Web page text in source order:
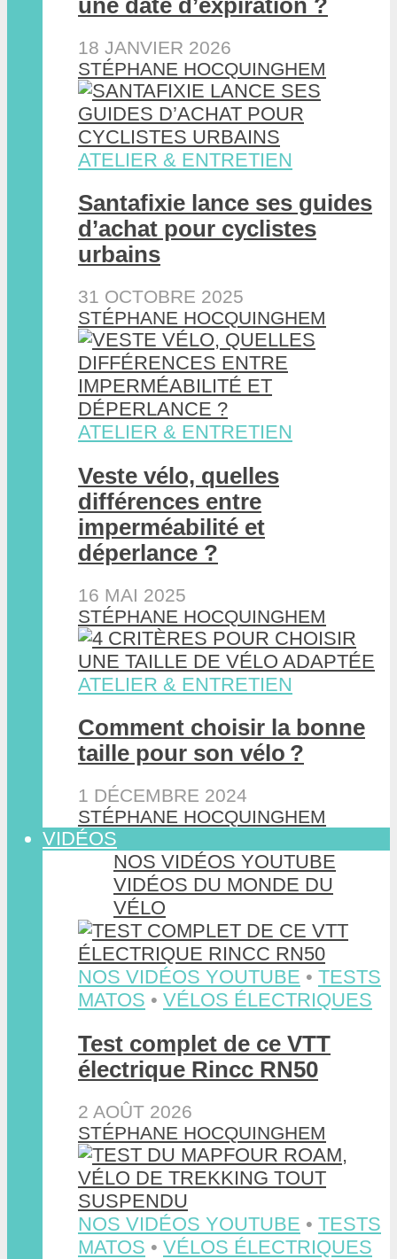
une date d’expiration ?
18 JANVIER 2026
STÉPHANE HOCQUINGHEM
ATELIER & ENTRETIEN
Santafixie lance ses guides
d’achat pour cyclistes
urbains
31 OCTOBRE 2025
STÉPHANE HOCQUINGHEM
ATELIER & ENTRETIEN
Veste vélo, quelles
différences entre
imperméabilité et
déperlance ?
16 MAI 2025
STÉPHANE HOCQUINGHEM
ATELIER & ENTRETIEN
Comment choisir la bonne
taille pour son vélo ?
1 DÉCEMBRE 2024
STÉPHANE HOCQUINGHEM
VIDÉOS
NOS VIDÉOS YOUTUBE
VIDÉOS DU MONDE DU
VÉLO
NOS VIDÉOS YOUTUBE • TESTS
MATOS • VÉLOS ÉLECTRIQUES
Test complet de ce VTT
électrique Rincc RN50
2 AOÛT 2026
STÉPHANE HOCQUINGHEM
NOS VIDÉOS YOUTUBE • TESTS
MATOS • VÉLOS ÉLECTRIQUES